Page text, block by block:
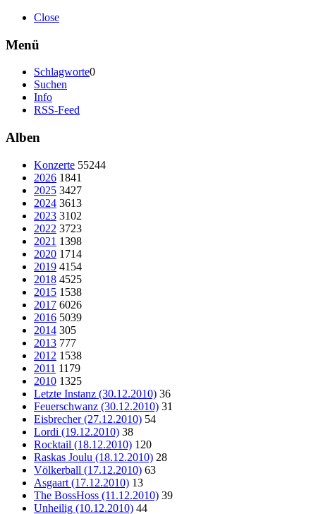
Close
Menü
Schlagworte0
Suchen
Info
RSS-Feed
Alben
Konzerte 55244
2026 1841
2025 3427
2024 3613
2023 3102
2022 3723
2021 1398
2020 1714
2019 4154
2018 4525
2015 1538
2017 6026
2016 5039
2014 305
2013 777
2012 1538
2011 1179
2010 1325
Letzte Instanz (30.12.2010) 36
Feuerschwanz (30.12.2010) 31
Eisbrecher (27.12.2010) 54
Lordi (19.12.2010) 38
Rocktail (18.12.2010) 120
Raskas Joulu (18.12.2010) 28
Völkerball (17.12.2010) 63
Asgaart (17.12.2010) 13
The BossHoss (11.12.2010) 39
Unheilig (10.12.2010) 44